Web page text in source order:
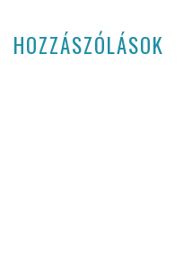
HOZZÁSZÓLÁSOK